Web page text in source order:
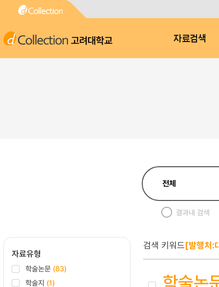
고려대학교 자료검색
결과내 검색
자료유형
학술논문 (83)
학술지 (1)
검색 키워드[발행처:
학술논